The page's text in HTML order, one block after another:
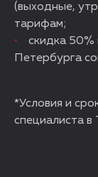
(выходные,
тарифам;
скидка 50%
Петербурга
*Условия и
специалиста в